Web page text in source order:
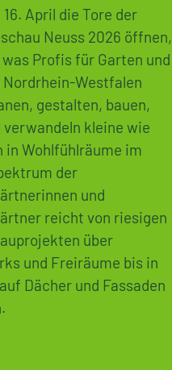
April die Tore der
Neuss 2026 öffnen,
Profis für Garten und
Westfalen
gestalten, bauen,
verwandeln kleine wie
in Wohlfühlräume im
der
und
reicht von riesigen
über
und Freiräume bis in
Dächer und Fassaden